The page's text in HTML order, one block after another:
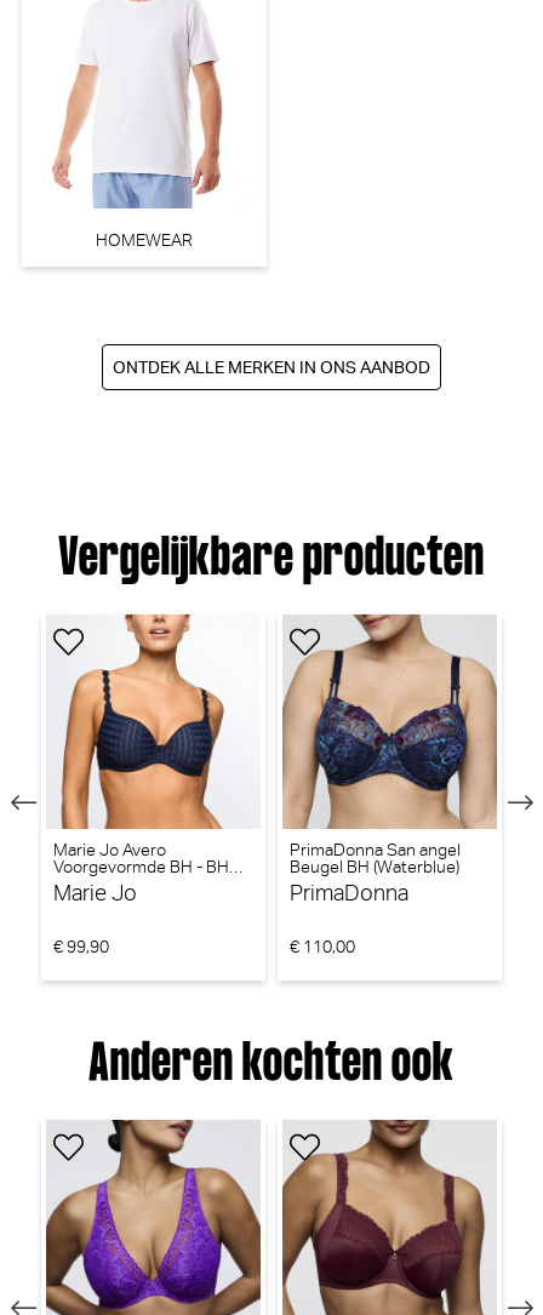
HOMEWEAR
ONTDEK ALLE MERKEN IN ONS AANBOD
Vergelijkbare producten
Marie Jo Avero
Voorgevormde BH - BH
Hartvorm (Velvet Blue)
Marie Jo
€ 99,90
PrimaDonna San angel
Beugel BH (Waterblue)
PrimaDonna
€ 110,00
Anderen kochten ook